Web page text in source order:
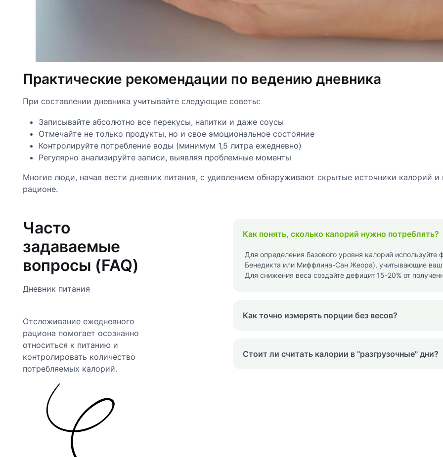
Практические рекомендации по ведению дневника
При составлении дневника учитывайте следующие советы:
Записывайте абсолютно все перекусы, напитки и даже соусы
Отмечайте не только продукты, но и свое эмоциональное состояние
Контролируйте потребление воды (минимум 1,5 литра ежедневно)
Регулярно анализируйте записи, выявляя проблемные моменты
Многие люди, начав вести дневник питания, с удивлением обнаруживают скрытые источники калорий
рационе.
Часто
задаваемые
вопросы (FAQ)
Дневник питания
Отслеживание ежедневного
рациона помогает осознанно
относиться к питанию и
контролировать количество
потребляемых калорий.
Как понять, сколько калорий нужно потреблять?
Для определения базового уровня калорий
Бенедикта или Миффлина-Сан Жеора), учитывающие ваш
Для снижения веса создайте дефицит 15-20% от
Как точно измерять порции без весов?
Стоит ли считать калории в "разгрузочные" дни?